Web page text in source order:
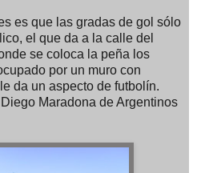
es que las gradas de gol sólo
el que da a la calle del
se coloca la peña los
por un muro con
da un aspecto de futbolín.
Maradona de Argentinos